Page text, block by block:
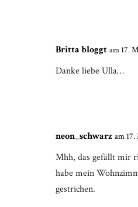
Britta bloggt am 17.
Danke liebe Ulla…
neon_schwarz am 17.
Mhh, das gefällt mir
habe mein
gestrichen.